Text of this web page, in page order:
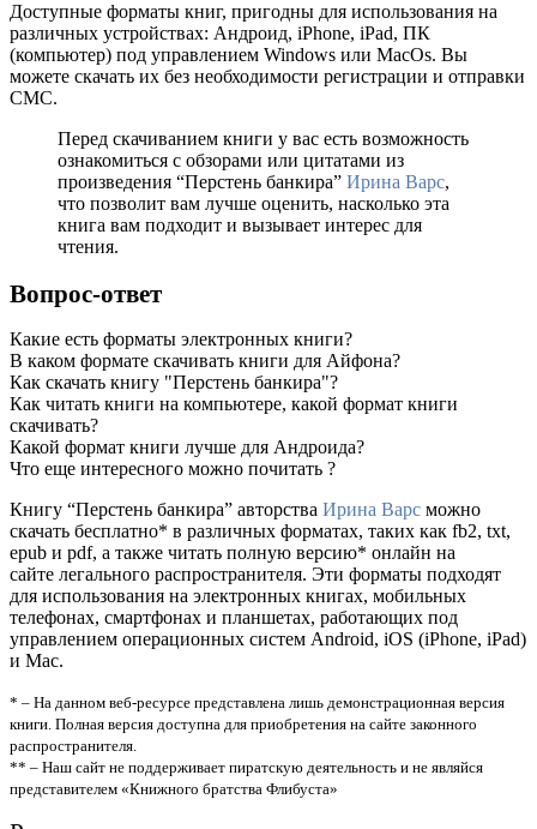
Доступные форматы книг, пригодны для использования на
различных устройствах: Андроид, iPhone, iPad, ПК
(компьютер) под управлением Windows или MacOs. Вы
можете скачать их без необходимости регистрации и отправки
СМС.
Перед скачиванием книги у вас есть возможность
ознакомиться с обзорами или цитатами из
произведения “Перстень банкира” Ирина Варс,
что позволит вам лучше оценить, насколько эта
книга вам подходит и вызывает интерес для
чтения.
Вопрос-ответ
Какие есть форматы электронных книги?
В каком формате скачивать книги для Айфона?
Как скачать книгу "Перстень банкира"?
Как читать книги на компьютере, какой формат книги
скачивать?
Какой формат книги лучше для Андроида?
Что еще интересного можно почитать ?
Книгу “Перстень банкира” авторства Ирина Варс можно
скачать бесплатно* в различных форматах, таких как fb2, txt,
epub и pdf, а также читать полную версию* онлайн на
сайте легального распространителя. Эти форматы подходят
для использования на электронных книгах, мобильных
телефонах, смартфонах и планшетах, работающих под
управлением операционных систем Android, iOS (iPhone, iPad)
и Mac.
* – На данном веб-ресурсе представлена лишь демонстрационная версия
книги. Полная версия доступна для приобретения на сайте законного
распространителя.
** – Наш сайт не поддерживает пиратскую деятельность и не являйся
представителем «Книжного братства Флибуста»